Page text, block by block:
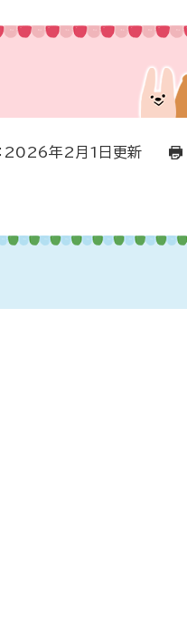
2026年2月1日更新